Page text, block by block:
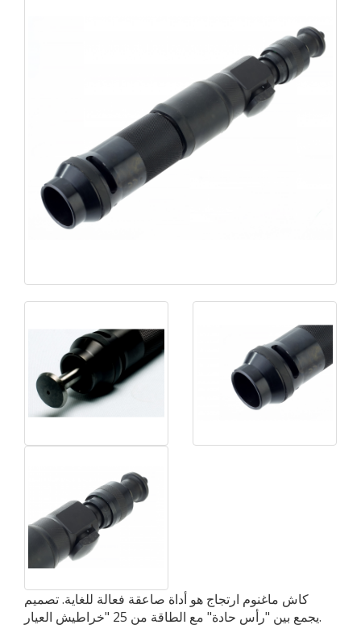
كاش ماغنوم ارتجاج هو أداة صاعقة فعالة للغاية. تصميم
يجمع بين "رأس حادة" مع الطاقة من 25 "خراطيش العيار.